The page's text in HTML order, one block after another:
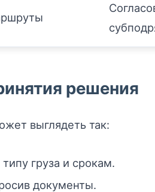
решения
выглядеть так:
груза и срокам.
документы.